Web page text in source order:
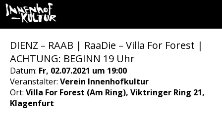
DIENZ – RAAB | RaaDie – Villa For Forest |
ACHTUNG: BEGINN 19 Uhr
Datum: Fr, 02.07.2021 um 19:00
Veranstalter: Verein Innenhofkultur
Ort: Villa For Forest (Am Ring), Viktringer Ring 21,
Klagenfurt